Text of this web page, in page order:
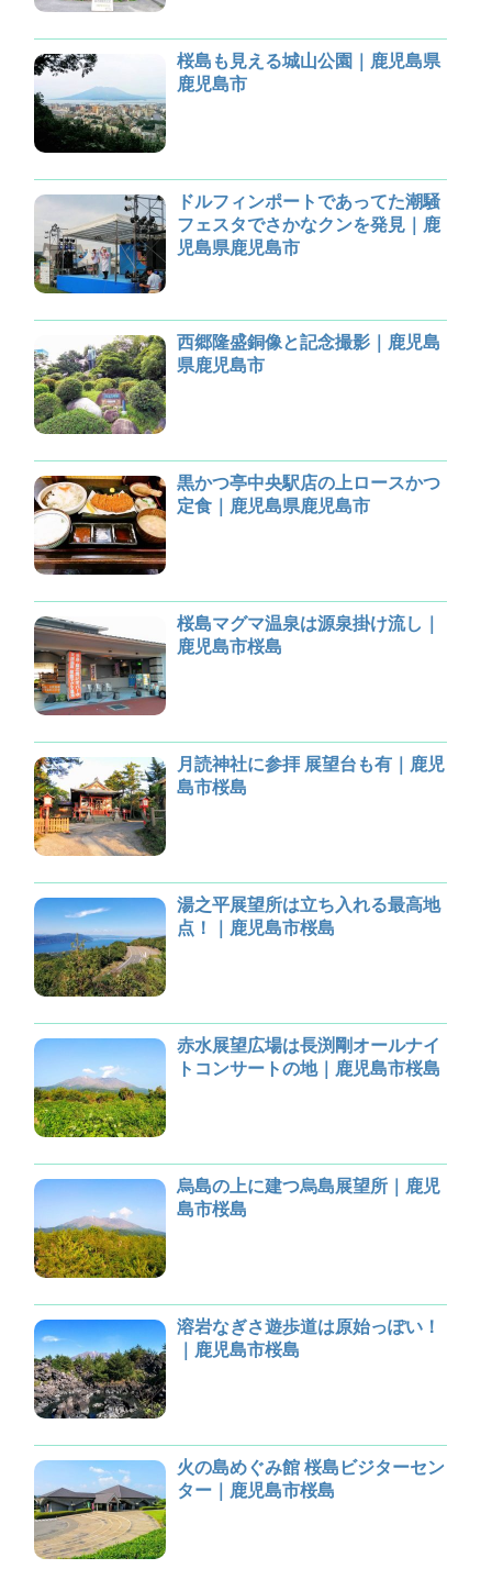
桜島も見える城山公園｜鹿児島県
鹿児島市
ドルフィンポートであってた潮騒
フェスタでさかなクンを発見｜鹿
児島県鹿児島市
西郷隆盛銅像と記念撮影｜鹿児島
県鹿児島市
黒かつ亭中央駅店の上ロースかつ
定食｜鹿児島県鹿児島市
桜島マグマ温泉は源泉掛け流し｜
鹿児島市桜島
月読神社に参拝 展望台も有｜鹿児
島市桜島
湯之平展望所は立ち入れる最高地
点！｜鹿児島市桜島
赤水展望広場は長渕剛オールナイ
トコンサートの地｜鹿児島市桜島
烏島の上に建つ烏島展望所｜鹿児
島市桜島
溶岩なぎさ遊歩道は原始っぽい！
｜鹿児島市桜島
火の島めぐみ館 桜島ビジターセン
ター｜鹿児島市桜島